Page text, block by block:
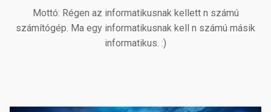
Mottó: Régen az informatikusnak kellett n számú
számítógép. Ma egy informatikusnak kell n számú másik
informatikus. :)